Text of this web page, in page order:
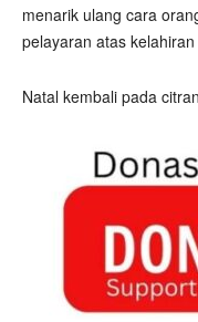
menarik ulang cara
pelayaran atas
Natal kembali pada